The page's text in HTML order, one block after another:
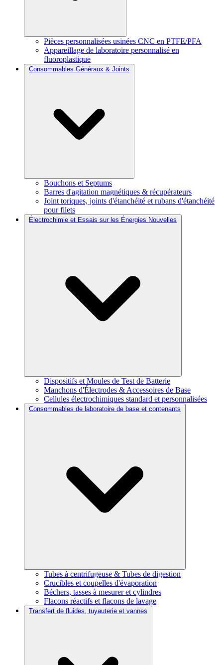
Pièces personnalisées usinées CNC en PTFE/PFA
Appareillage de laboratoire personnalisé en
fluoroplastique
Consommables Généraux & Joints
Bouchons et Septums
Barres d'agitation magnétiques & récupérateurs
Joint toriques, joints d'étanchéité et rubans d'étanchéité
pour filets
Électrochimie et Essais sur les Énergies Nouvelles
Dispositifs et Moules de Test de Batterie
Manchons d'Électrodes & Accessoires de Base
Cellules électrochimiques standard et personnalisées
Consommables de laboratoire de base et contenants
Tubes à centrifugeuse & Tubes de digestion
Crucibles et coupelles d'évaporation
Béchers, tasses à mesurer et cylindres
Flacons réactifs et flacons de lavage
Transfert de fluides, tuyauterie et vannes